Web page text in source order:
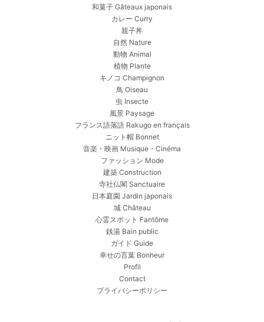
和菓子 Gâteaux japonais
カレー Curry
親子丼
自然 Nature
動物 Animal
植物 Plante
キノコ Champignon
鳥 Oiseau
虫 Insecte
風景 Paysage
フランス語落語 Rakugo en français
ニット帽 Bonnet
音楽・映画 Musique・Cinéma
ファッション Mode
建築 Construction
寺社仏閣 Sanctuaire
日本庭園 Jardin japonais
城 Château
心霊スポット Fantôme
銭湯 Bain public
ガイド Guide
幸せの言葉 Bonheur
Profil
Contact
プライバシーポリシー